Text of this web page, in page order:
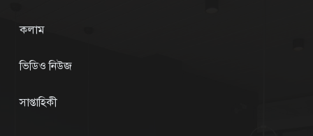
কলাম
ভিডিও নিউজ
সাপ্তাহিকী